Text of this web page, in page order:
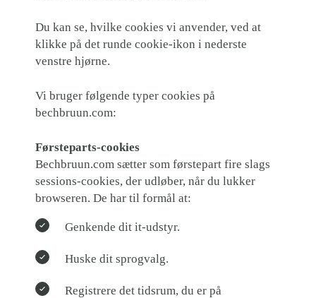
Du kan se, hvilke cookies vi anvender, ved at
klikke på det runde cookie-ikon i nederste
venstre hjørne.
Vi bruger følgende typer cookies på
bechbruun.com:
Førsteparts-cookies
Bechbruun.com sætter som førstepart fire slags
sessions-cookies, der udløber, når du lukker
browseren. De har til formål at:
Genkende dit it-udstyr.
Huske dit sprogvalg.
Registrere det tidsrum, du er på